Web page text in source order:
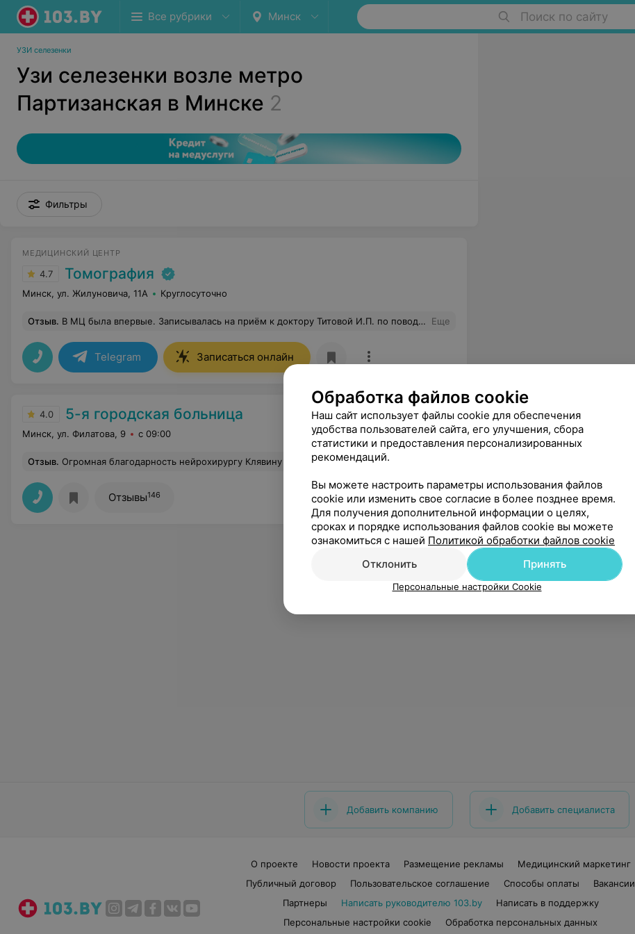
Все рубрики Минск Поиск по сайту
УЗИ селезенки
Узи селезенки возле метро
Партизанская в Минске 2
Фильтры
МЕДИЦИНСКИЙ ЦЕНТР
4.7 Томография
Минск, ул. Жилуновича, 11А Круглосуточно
Отзыв. В МЦ была впервые. Записывалась на приём к доктору Титовой И.П. по поводу беспокоящих болей в суставах. Я давно не встречала таких врачей! На первом приёме было проведено очень внимательное, всесторонее изучение всех жалоб. Доктор дала чёткие, понятные объяснения природе происхождения моих болей и назначила комплексное обследование. Видно, что человек живёт своим делом, любит свою работу и с большим вниманием и заботой относится к своим пациентам. Побольше бы таких врачей! А Ираиде Петровне здоровья и долгих лет жизни. Еще
Telegram Записаться онлайн
4.0 5-я городская больница
Минск, ул. Филатова, 9 с 09:00
Отзыв. Огромная благодарность нейрохирургу Клявину Сергею Эдуардовичу, который спас моего сына после ЧМТ. Храни Вас Господь !
Отзывы146
Добавить компанию Добавить специалиста
О проекте Новости проекта Размещение рекламы
Медицинский маркетинг
Публичный договор
Пользовательское соглашение Способы оплаты
Вакансии
Партнеры
Написать руководителю 103.by
Написать в поддержку
Персональные настройки cookie
Обработка персональных данных
Обработка файлов cookie
Наш сайт использует файлы cookie для обеспечения
удобства пользователей сайта, его улучшения, сбора
статистики и предоставления персонализированных
рекомендаций.
Вы можете настроить параметры использования файлов
cookie или изменить свое согласие в более позднее время.
Для получения дополнительной информации о целях,
сроках и порядке использования файлов cookie вы можете
ознакомиться с нашей Политикой обработки файлов cookie
Отклонить
Принять
Персональные настройки Cookie